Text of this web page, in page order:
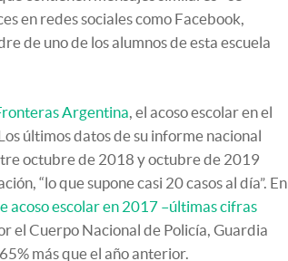
en redes sociales como Facebook,
de uno de los alumnos de esta escuela
Argentina, el acoso escolar en el
últimos datos de su informe nacional
octubre de 2018 y octubre de 2019
“lo que supone casi 20 casos al día”. En
acoso escolar en 2017 –últimas cifras
el Cuerpo Nacional de Policía, Guardia
más que el año anterior.